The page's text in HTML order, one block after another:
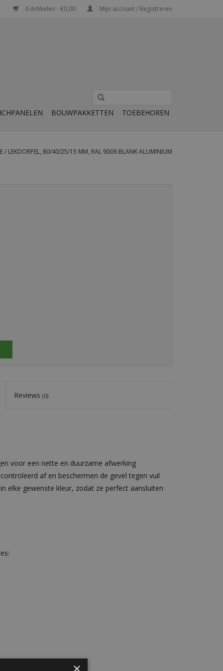
0 Artikelen - €0,00 Mijn account / Registreren
BOUWPAKKETTEN TOEBEHOREN
/ LEKDORPEL, 80/40/25/15 MM, RAL 9006 BLANK ALUMINIUM
Reviews(0)
voor een nette en duurzame afwerking
af en beschermen de gevel tegen vuil
elke gewenste kleur, zodat ze perfect aansluiten